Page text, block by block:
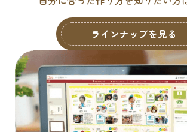
ラインナップを見る